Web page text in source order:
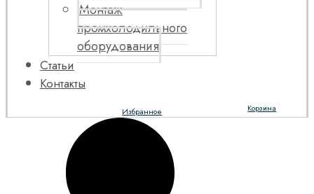
Монтаж
промхолодильного
оборудования
Статьи
Контакты
Корзина
Избранное